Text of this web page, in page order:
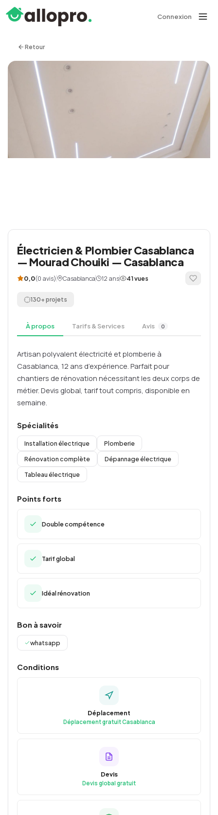
Connexion
Retour
Électricien & Plombier Casablanca
— Mourad Chouiki — Casablanca
0,0(0 avis) Casablanca 12 ans 41 vues
130+ projets
À propos Tarifs & Services Avis 0
Artisan polyvalent électricité et plomberie à
Casablanca, 12 ans d’expérience. Parfait pour
chantiers de rénovation nécessitant les deux corps de
métier. Devis global, tarif tout compris, disponible en
semaine.
Spécialités
Installation électrique
Plomberie
Rénovation complète
Dépannage électrique
Tableau électrique
Points forts
Double compétence
Tarif global
Idéal rénovation
Bon à savoir
whatsapp
Conditions
Déplacement
Déplacement gratuit Casablanca
Devis
Devis global gratuit